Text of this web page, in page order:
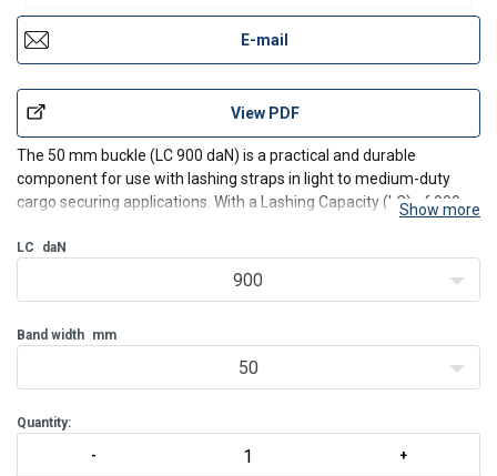
E-mail
View PDF
The 50 mm buckle (LC 900 daN) is a practical and durable
component for use with lashing straps in light to medium-duty
cargo securing applications. With a Lashing Capacity (LC) of 900
for use in logistics, transport, and vehicle
Show more
LC daN
900
Band width mm
50
Quantity: